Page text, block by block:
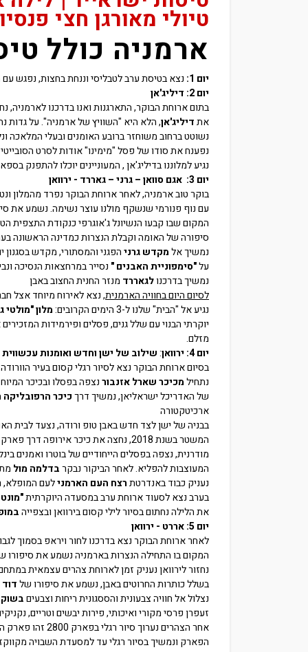
טיולי מאורגן חצי פנסיון 7 ימים
ארמניה כולל טיסות 7
יום 1:
נצא בטיסת ערב לטבליסי וננחת בחצות, נפגש עם
יום 2: דיליג'אן
בתום ארוחת הבוקר, התארגנות ואנו בדרכנו לארמניה,
אתדיליג'אן, הלא היא "השוויץ של ארמניה". על גדות
נשוטט ברחוב משוחזר ברובע האומנים ובעלי המלאכה
נפענח את סודו של פסל "מימינו" אודות לסרט
נגיע למלוננו בדיליג'אן , המעוניינים יוכלו להתפנק
יום 3: אגם סוואן – גרני – גאררד - ירוואן
בוקר טוב ארמניה, לאחר ארוחת הבוקר נפרד מהמלון ונטפס לגובה 1900 מ'
עם נוף פנורמי שנשקף מולנו עוצר נשימה. נשמע
המקום שבו קבעו הנשיונל ג'אוגרפי כנקודת התצפית
סיפורה של האומה וקבלת הנצרות כמדינה הראשונה
נמשיך אלמקדש גרניהפגני והמסתורי, מקדש
על"סימפוניית האבנים " נסייר במרחצאות הנסיכה
נמשיך בדרכנולגאררד מנזר החנית החצוב באבן
לסיום היום בחוויה הארמנית, נצא לאירוח מיוחד אצל
נגיע אל "הבית" שלנו ל-3 הימים הקרובים:
מלון "מולטי
יוקרתי הבנוי עם שלל גנים, פסלים ופירמידות
מזלם.
יום 4:
ירוואן:שילוב של ישןוחדש ואומנותעכשווית
בסיום ארוחת הבוקר נצא לסיור רגלי קסום בעיר
נתחילמכיכר שארל אזנבורנצפה בפסלו ובכיכר
של האדריכל ישראליאן, נמשיך דרךכיכר הרפובליקה
ארכיטקטורה
בבניה של ישן לצד חדש באבן טופ ורודה, נצעד לבית
המשטר בשנת 2018, נחצה את כיכר אירופה דרך פארק הציירים ונגיע
מודרנית, נצפה בפסלים הייחודיים של בוטרו ואמנים
המעוצבות להפליא. לאחר הביקור נבקרבדלמה מול
נעניק כבוד באנדרטתרצח העם הארמנילעם המופלא,
בערב נצא לסעוד ארוחת ערב במסעדה היוקרתית
את הלילה נחתום בסיור לילי קסום בירוואן ובצפייה
יום 5:
אררט - ירוואן
לאחר ארוחת הבוקר נצא בדרכנו לחור ויראפ בסמוך
המקום בו התחילה הנצרות בארמניה נשמע את סיפורו
נחזור לירוואן נעניק זמן לארוחת צהרים עצמאית
בשלל כותרות החרוטים באבן, נשמע את סיפורו של
נצלול אל חוויה צבעונית והססגונית ריחות וצבעיםבשוק
זעפרן פרסי מקורי ואיכותי, פירות יבשים וטריים,
הפארק ונמשיך בסיור רגלי עד למסעדת השבויה